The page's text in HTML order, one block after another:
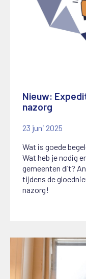
Nieuw:
nazorg
23 juni 2025
Wat is goede
Wat heb je nodig
gemeenten dit?
tijdens de
nazorg!